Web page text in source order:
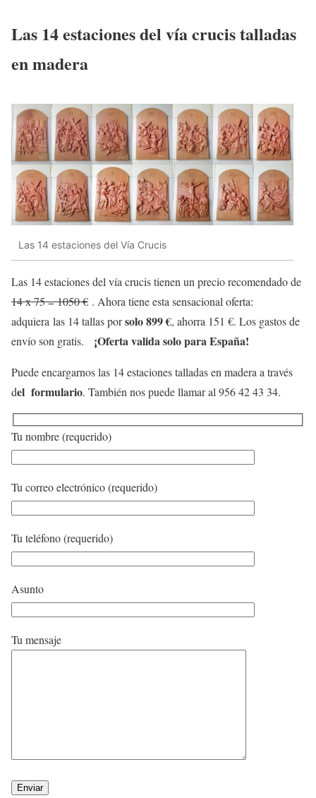
Las 14 estaciones del vía crucis talladas
en madera
Las 14 estaciones del Vía Crucis
Las 14 estaciones del vía crucis tienen un precio recomendado de
14 x 75 = 1050 € . Ahora tiene esta sensacional oferta:
adquiera las 14 tallas porsolo 899 €, ahorra 151 €. Los gastos de
envío son gratis. ¡Oferta valida solo para España!
Puede encargarnos las 14 estaciones talladas en madera a través
del formulario. También nos puede llamar al 956 42 43 34.
Tu nombre (requerido)
Tu correo electrónico (requerido)
Tu teléfono (requerido)
Asunto
Tu mensaje